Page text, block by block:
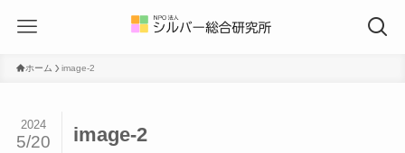
ホーム image-2
image-2
2024
5/20